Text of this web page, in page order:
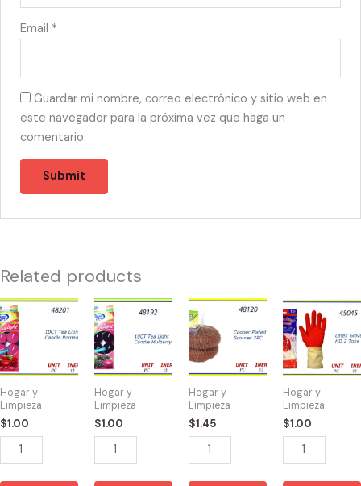
Email *
Guardar mi nombre, correo electrónico y sitio web en
este navegador para la próxima vez que haga un
comentario.
Related products
Hogar y
Limpieza
$1.00
48201
-
TEA
LIGHTS
ROMANCE
(10)
quantity
Hogar y
Limpieza
$1.00
48192
-
TEA
LIGHTS
MULBERRY
(10)
quantity
Hogar y
Limpieza
$1.45
48120
-
SPONGA
COOPER
(2)
quantity
Hogar y
Limpieza
$1.00
45045
-
GUANTES
LATEX
LARGE
quantity